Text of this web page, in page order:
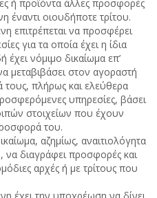
ή προϊόντα άλλες προσφορές
έναντι οιουδήποτε τρίτου.
επιτρέπεται να προσφέρει
για τα οποία έχει η ίδια
έχει νόμιμο δικαίωμα επ’
μεταβιβάσει στον αγοραστή
τους, πλήρως και ελεύθερα
υπηρεσίες, βάσει
στοιχείων που έχουν
του.
αζημίως, αναιτιολόγητα
να διαγράφει προσφορές και
αρχές ή με τρίτους που